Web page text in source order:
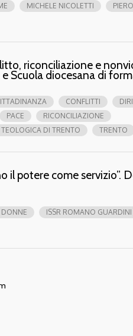
MICHELE NICOLETTI
riconciliazione e
Scuola diocesana di
CONFLITTI
PACE
RICONCILIAZIONE
DI TRENTO
TRENTO
il potere come servizio”.
DONNE ISSR ROMANO